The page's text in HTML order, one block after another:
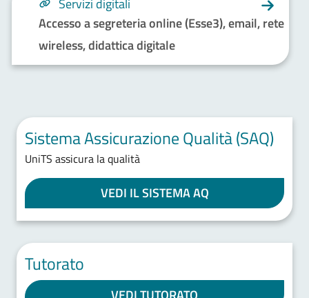
Accesso a segreteria online (Esse3), email, rete
wireless, didattica digitale
Sistema Assicurazione Qualità (SAQ)
UniTS assicura la qualità
VEDI IL SISTEMA AQ
Tutorato